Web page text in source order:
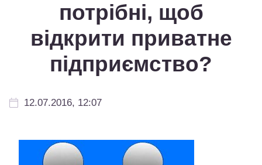
потрібні, щоб
відкрити приватне
підприємство?
12.07.2016, 12:07